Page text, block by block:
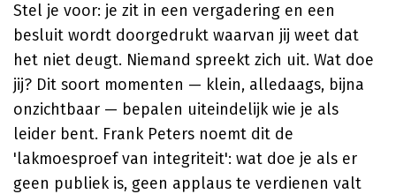
Stel je voor: je zit in een vergadering en een
besluit wordt doorgedrukt waarvan jij weet dat
het niet deugt. Niemand spreekt zich uit. Wat doe
jij? Dit soort momenten — klein, alledaags, bijna
onzichtbaar — bepalen uiteindelijk wie je als
leider bent. Frank Peters noemt dit de
'lakmoesproef van integriteit': wat doe je als er
geen publiek is, geen applaus te verdienen valt